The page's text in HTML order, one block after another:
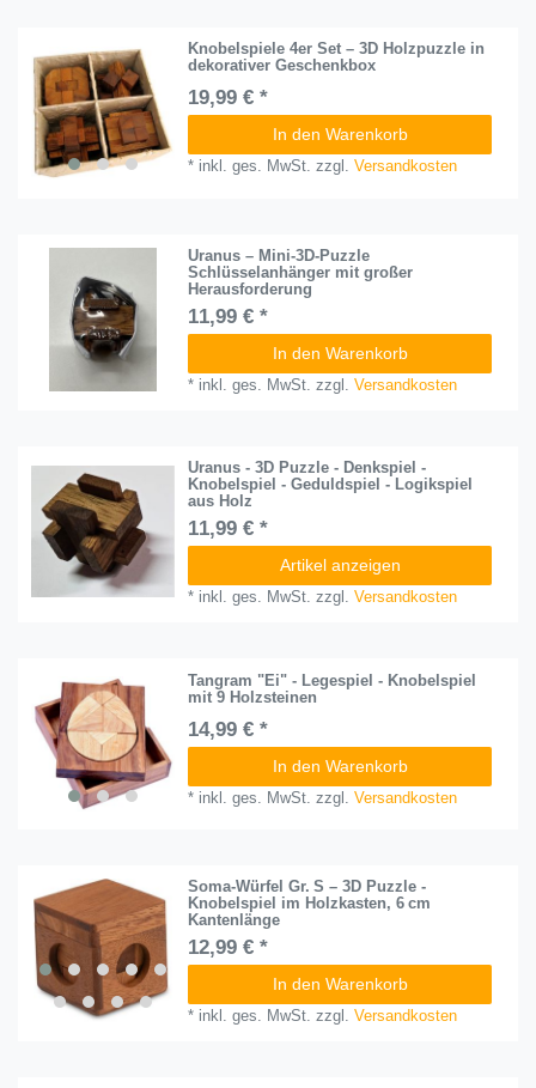
Knobelspiele 4er Set – 3D Holzpuzzle in
dekorativer Geschenkbox
19,99 € *
In den Warenkorb
* inkl. ges. MwSt. zzgl.Versandkosten
Uranus – Mini-3D-Puzzle
Schlüsselanhänger mit großer
Herausforderung
11,99 € *
In den Warenkorb
* inkl. ges. MwSt. zzgl.Versandkosten
Uranus - 3D Puzzle - Denkspiel -
Knobelspiel - Geduldspiel - Logikspiel
aus Holz
11,99 € *
Artikel anzeigen
* inkl. ges. MwSt. zzgl.Versandkosten
Tangram "Ei" - Legespiel - Knobelspiel
mit 9 Holzsteinen
14,99 € *
In den Warenkorb
* inkl. ges. MwSt. zzgl.Versandkosten
Soma-Würfel Gr. S – 3D Puzzle -
Knobelspiel im Holzkasten, 6 cm
Kantenlänge
12,99 € *
In den Warenkorb
* inkl. ges. MwSt. zzgl.Versandkosten